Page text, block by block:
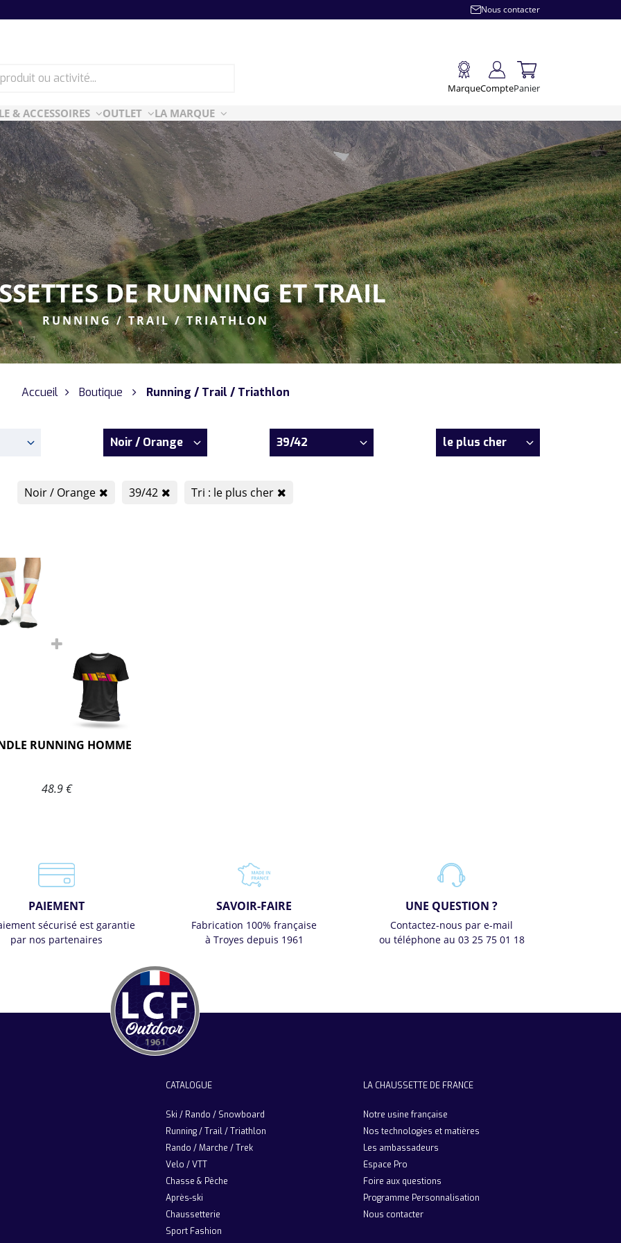
Nous contacter
MarqueComptePanier
ESSENTIELLES
ski
Air
Style
& ACCESSOIRES OUTLET LA MARQUE
DE RUNNING ET TRAIL
RUNNING / TRAIL / TRIATHLON
Accueil Boutique Running / Trail / Triathlon
Noir / Orange 39/42 le plus cher
Noir / Orange 39/42 Tri : le plus cher
RUNNING HOMME
48.9 €
PAIEMENT
sécurisé est garantie
par nos partenaires
SAVOIR-FAIRE
Fabrication 100% française
à Troyes depuis 1961
UNE QUESTION ?
Contactez-nous par e-mail
ou téléphone au 03 25 75 01 18
CATALOGUE
Ski / Rando / Snowboard
Running / Trail / Triathlon
Rando / Marche / Trek
Velo / VTT
Chasse & Pêche
Après-ski
Chaussetterie
Sport Fashion
LA CHAUSSETTE DE FRANCE
Notre usine française
Nos technologies et matières
Les ambassadeurs
Espace Pro
Foire aux questions
Programme Personnalisation
Nous contacter